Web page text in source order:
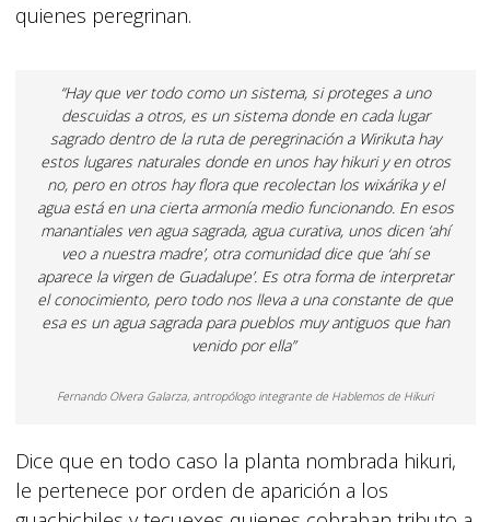
quienes peregrinan.
“Hay que ver todo como un sistema, si proteges a uno
descuidas a otros, es un sistema donde en cada lugar
sagrado dentro de la ruta de peregrinación a Wirikuta hay
estos lugares naturales donde en unos hay hikuri y en otros
no, pero en otros hay flora que recolectan los wixárika y el
agua está en una cierta armonía medio funcionando. En esos
manantiales ven agua sagrada, agua curativa, unos dicen ‘ahí
veo a nuestra madre’, otra comunidad dice que ‘ahí se
aparece la virgen de Guadalupe’. Es otra forma de interpretar
el conocimiento, pero todo nos lleva a una constante de que
esa es un agua sagrada para pueblos muy antiguos que han
venido por ella”
Fernando Olvera Galarza, antropólogo integrante de Hablemos de Hikuri
Dice que en todo caso la planta nombrada hikuri,
le pertenece por orden de aparición a los